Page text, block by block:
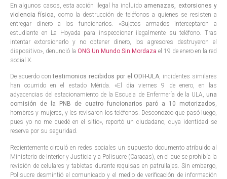
En algunos casos, esta acción ilegal ha incluido amenazas, extorsiones y
violencia física , como la destrucción de teléfonos a quienes se resisten a
entregar dinero a los funcionarios. «Sujetos armados interceptaron a
estudiante en La Hoyada para inspeccionar ilegalmente su teléfono. Tras
intentar extorsionarlo y no obtener dinero, los agresores destruyeron el
dispositivo», denunció la ONG Un Mundo Sin Mordaza el 19 de enero en la red
social X.
De acuerdo contestimonios recibidos por el ODH-ULA, incidentes similares
han ocurrido en el estado Mérida. «El día viernes 9 de enero, en las
adyacencias del estacionamiento de la Escuela de Enfermería de la ULA, una
comisión de la PNB de cuatro funcionarios paró a 10 motorizados,
hombres y mujeres, y les revisaron los teléfonos. Desconozco que pasó luego,
pues yo no me quedé en el sitio», reportó un ciudadano, cuya identidad se
reserva por su seguridad.
Recientemente circuló en redes sociales un supuesto documento atribuido al
Ministerio de Interior y Justicia y a Polisucre (Caracas), en el que se prohibía la
revisión de celulares y tabletas durante requisas en patrullajes. Sin embargo,
Polisucre desmintió el comunicado y el medio de verificación de información